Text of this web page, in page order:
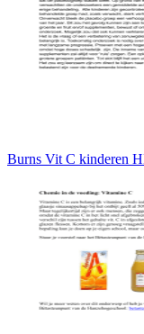
Burns Vit C kinderen